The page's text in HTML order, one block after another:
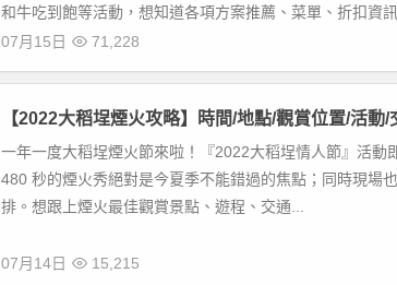
和牛吃到飽等活動，想知道各項方案推薦、菜單、折扣資訊
07月15日
71,228
【2022大稻埕煙火攻略】時間/地點/觀賞位置/活動/
一年一度大稻埕煙火節來啦！『2022大稻埕情人節』活動
480 秒的煙火秀絕對是今夏季不能錯過的焦點；同時現場
排。想跟上煙火最佳觀賞景點、遊程、交通...
07月14日 15,215